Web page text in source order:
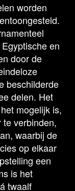
worden
en
door de
beschilderde
delen. Het
mogelijk is,
verbinden,
waarbij de
op elkaar
een
is het
twaalf